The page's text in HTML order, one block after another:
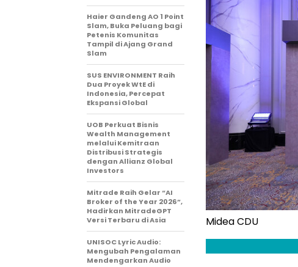
Midea CDU
Haier Gandeng AO 1 Point
Slam, Buka Peluang bagi
Petenis Komunitas
Tampil di Ajang Grand
Slam
SUS ENVIRONMENT Raih
Dua Proyek WtE di
Indonesia, Percepat
Ekspansi Global
UOB Perkuat Bisnis
Wealth Management
melalui Kemitraan
Distribusi Strategis
dengan Allianz Global
Investors
Mitrade Raih Gelar “AI
Broker of the Year 2026”,
Hadirkan MitradeGPT
Versi Terbaru di Asia
UNISOC Lyric Audio:
Mengubah Pengalaman
Mendengarkan Audio